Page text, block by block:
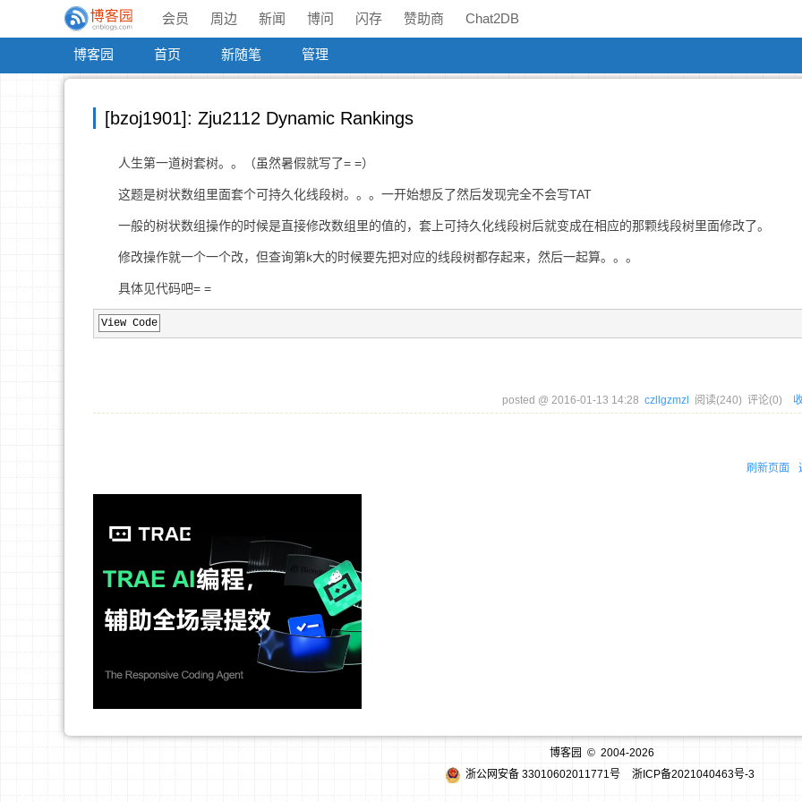
会员 周边 新闻 博问 闪存 赞助商 Chat2DB
博客园 首页 新随笔 管理
[bzoj1901]: Zju2112 Dynamic Rankings
人生第一道树套树。。（虽然暑假就写了= =）
这题是树状数组里面套个可持久化线段树。。。一开始想反了然后发现完全不会写TAT
一般的树状数组操作的时候是直接修改数组里的值的，套上可持久化线段树后就变成在相应的那颗线段树里面修改了。
修改操作就一个一个改，但查询第k大的时候要先把对应的线段树都存起来，然后一起算。。。
具体见代码吧= =
View Code
posted @ 2016-01-13 14:28 czllgzmzl 阅读(240) 评论(0)
刷新页面
博客园 © 2004-2026
浙公网安备 33010602011771号
浙ICP备2021040463号-3